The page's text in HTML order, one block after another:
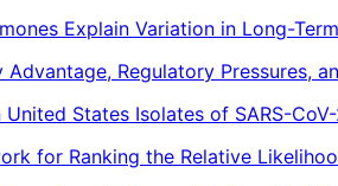
Explain Variation in Long-
Regulatory Pressures,
States Isolates of SARS-
for Ranking the Relative